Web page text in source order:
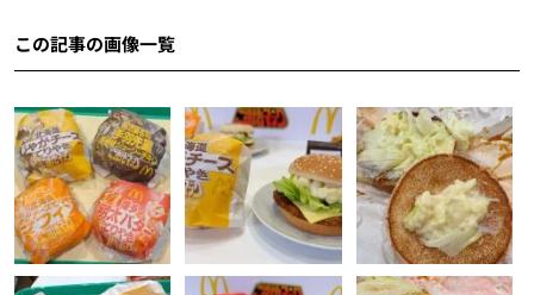
この記事の画像一覧